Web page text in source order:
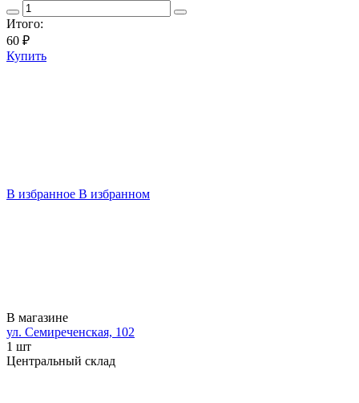
Итого:
60 ₽
Купить
В избранное В избранном
В магазине
ул. Семиреченская, 102
1 шт
Центральный склад